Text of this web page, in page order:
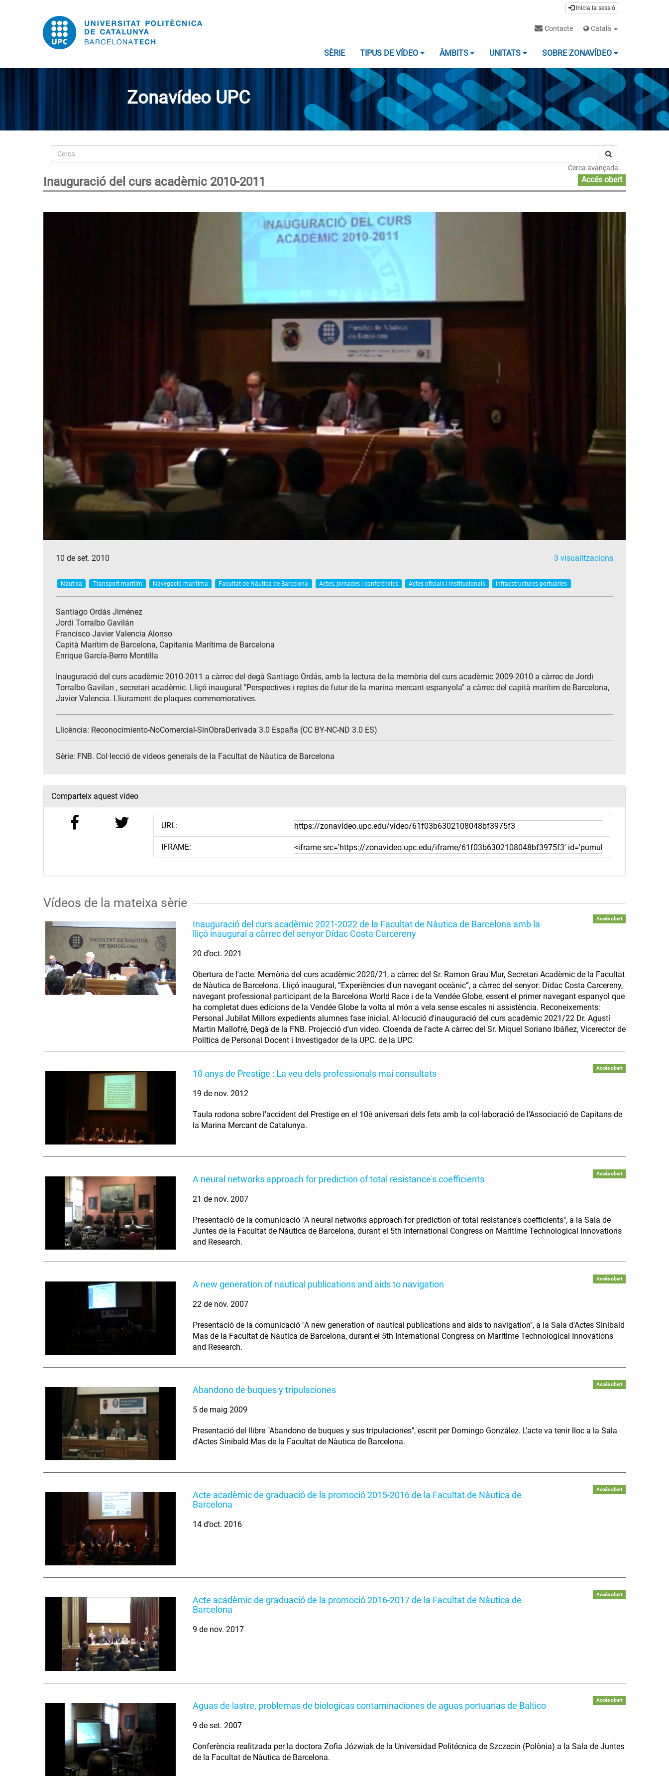
Inicia la sessió
Contacte Català
SÈRIE TIPUS DE VÍDEO ÀMBITS UNITATS SOBRE ZONAVÍDEO
Zonavídeo UPC
Cerca
Cerca avançada
Inauguració del curs acadèmic 2010-2011 Accés obert
10 de set. 2010 3 visualitzacions
Nàutica Transport marítim Navegació marítima Facultat de Nàutica de Barcelona Actes, jornades i conferències Actes oficials i institucionals Infraestructures portuàries
Santiago Ordás Jiménez
Jordi Torralbo Gavilán
Francisco Javier Valencia Alonso
Capità Marítim de Barcelona, Capitania Marítima de Barcelona
Enrique García-Berro Montilla
Inauguració del curs acadèmic 2010-2011 a càrrec del degà Santiago Ordás, amb la lectura de la memòria del curs acadèmic 2009-2010 a càrrec de Jordi
Torralbo Gavilan , secretari acadèmic. Lliçó inaugural "Perspectives i reptes de futur de la marina mercant espanyola" a càrrec del capità marítim de Barcelona,
Javier Valencia. Lliurament de plaques commemoratives.
Llicència: Reconocimiento-NoComercial-SinObraDerivada 3.0 España (CC BY-NC-ND 3.0 ES)
Sèrie: FNB. Col·lecció de videos generals de la Facultat de Nàutica de Barcelona
Comparteix aquest vídeo
URL:
IFRAME:
Vídeos de la mateixa sèrie
Inauguració del curs acadèmic 2021-2022 de la Facultat de Nàutica de Barcelona amb la
lliçó inaugural a càrrec del senyor Dídac Costa Carcereny
Accés obert
20 d’oct. 2021
Obertura de l'acte. Memòria del curs acadèmic 2020/21, a càrrec del Sr. Ramon Grau Mur, Secretari Acadèmic de la Facultat
de Nàutica de Barcelona. Lliçó inaugural, ”Experiències d'un navegant oceànic”, a càrrec del senyor: Didac Costa Carcereny,
navegant professional participant de la Barcelona World Race i de la Vendée Globe, essent el primer navegant espanyol que
ha completat dues edicions de la Vendée Globe la volta al món a vela sense escales ni assistència. Reconeixements:
Personal Jubilat Millors expedients alumnes fase inicial. Al·locució d'inauguració del curs acadèmic 2021/22 Dr. Agustí
Martin Mallofré, Degà de la FNB. Projecció d'un video. Cloenda de l'acte A càrrec del Sr. Miquel Soriano Ibáñez, Vicerector de
Política de Personal Docent i Investigador de la UPC. de la UPC.
10 anys de Prestige : La veu dels professionals mai consultats
Accés obert
19 de nov. 2012
Taula rodona sobre l'accident del Prestige en el 10è aniversari dels fets amb la col·laboració de l'Associació de Capitans de
la Marina Mercant de Catalunya.
A neural networks approach for prediction of total resistance's coefficients
Accés obert
21 de nov. 2007
Presentació de la comunicació "A neural networks approach for prediction of total resistance's coefficients", a la Sala de
Juntes de la Facultat de Nàutica de Barcelona, durant el 5th International Congress on Maritime Technological Innovations
and Research.
A new generation of nautical publications and aids to navigation
Accés obert
22 de nov. 2007
Presentació de la comunicació "A new generation of nautical publications and aids to navigation", a la Sala d'Actes Sinibald
Mas de la Facultat de Nàutica de Barcelona, durant el 5th International Congress on Maritime Technological Innovations
and Research.
Abandono de buques y tripulaciones
Accés obert
5 de maig 2009
Presentació del llibre "Abandono de buques y sus tripulaciones", escrit per Domingo González. L'acte va tenir lloc a la Sala
d'Actes Sinibald Mas de la Facultat de Nàutica de Barcelona.
Acte acadèmic de graduació de la promoció 2015-2016 de la Facultat de Nàutica de
Barcelona
Accés obert
14 d’oct. 2016
Acte acadèmic de graduació de la promoció 2016-2017 de la Facultat de Nàutica de
Barcelona
Accés obert
9 de nov. 2017
Aguas de lastre, problemas de biologicas contaminaciones de aguas portuarias de Baltico
Accés obert
9 de set. 2007
Conferència realitzada per la doctora Zofia Józwiak de la Universidad Politécnica de Szczecin (Polònia) a la Sala de Juntes
de la Facultat de Nàutica de Barcelona.